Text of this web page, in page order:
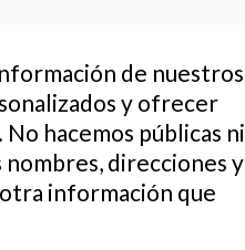
de nuestros
y ofrecer
hacemos públicas ni
nombres, direcciones y
información que